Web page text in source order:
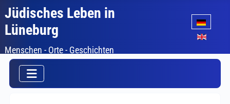
Jüdisches Leben in
Lüneburg
Menschen - Orte - Geschichten
Sprache